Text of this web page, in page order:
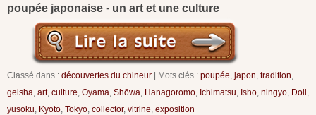
poupée japonaise - un art et une culture
Classé dans : découvertes du chineur Mots clés : poupée japon tradition
geisha art, culture Oyama Shōwa Hanagoromo Ichimatsu Isho ningyo Doll
yusoku
Kyoto Tokyo collector, vitrine exposition